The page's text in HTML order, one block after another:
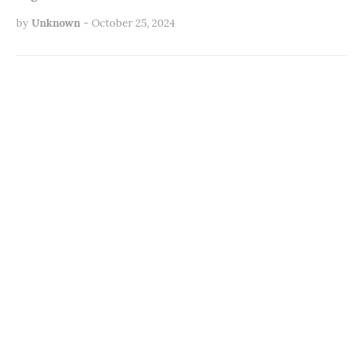
by Unknown - October 25, 2024